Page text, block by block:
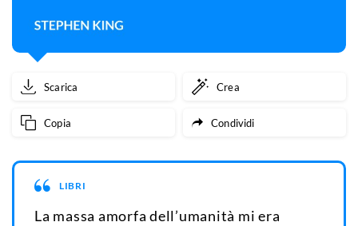
Scarica Crea
Copia Condividi
LIBRI
La massa amorfa dell’umanità mi era